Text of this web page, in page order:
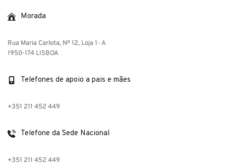
Morada
Rua Maria Carlota, Nº 12, Loja 1- A
1950-174 LISBOA
Telefones de apoio a pais e mães
+351 211 452 449
Telefone da Sede Nacional
+351 211 452 449